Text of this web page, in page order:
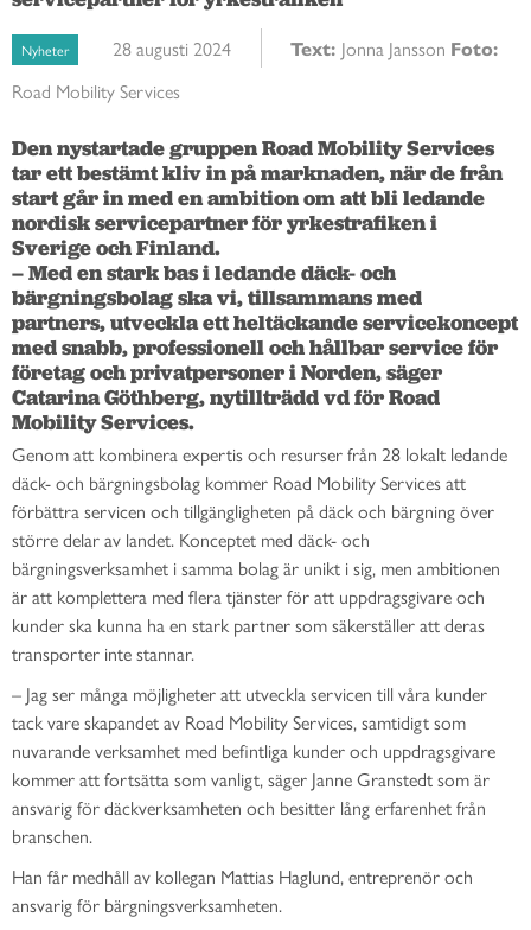
Nyheter 28 augusti 2024 Text: Jonna Jansson Foto:
Road Mobility Services
Den nystartade gruppen Road Mobility Services
tar ett bestämt kliv in på marknaden, när de från
start går in med en ambition om att bli ledande
nordisk servicepartner för yrkestrafiken i
Sverige och Finland.
– Med en stark bas i ledande däck- och
bärgningsbolag ska vi, tillsammans med
partners, utveckla ett heltäckande servicekoncept
med snabb, professionell och hållbar service för
företag och privatpersoner i Norden, säger
Catarina Göthberg, nytillträdd vd för Road
Mobility Services.
Genom att kombinera expertis och resurser från 28 lokalt ledande
däck- och bärgningsbolag kommer Road Mobility Services att
förbättra servicen och tillgängligheten på däck och bärgning över
större delar av landet. Konceptet med däck- och
bärgningsverksamhet i samma bolag är unikt i sig, men ambitionen
är att komplettera med flera tjänster för att uppdragsgivare och
kunder ska kunna ha en stark partner som säkerställer att deras
transporter inte stannar.
– Jag ser många möjligheter att utveckla servicen till våra kunder
tack vare skapandet av Road Mobility Services, samtidigt som
nuvarande verksamhet med befintliga kunder och uppdragsgivare
kommer att fortsätta som vanligt, säger Janne Granstedt som är
ansvarig för däckverksamheten och besitter lång erfarenhet från
branschen.
Han får medhåll av kollegan Mattias Haglund, entreprenör och
ansvarig för bärgningsverksamheten.